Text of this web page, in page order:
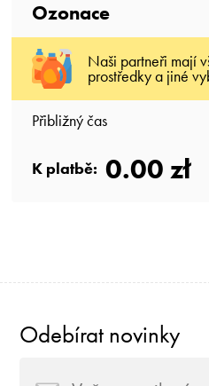
Ozonace
Naši partneři mají
prostředky a jiné
Přibližný čas
K platbě: 0.00 zł
Odebírat novinky